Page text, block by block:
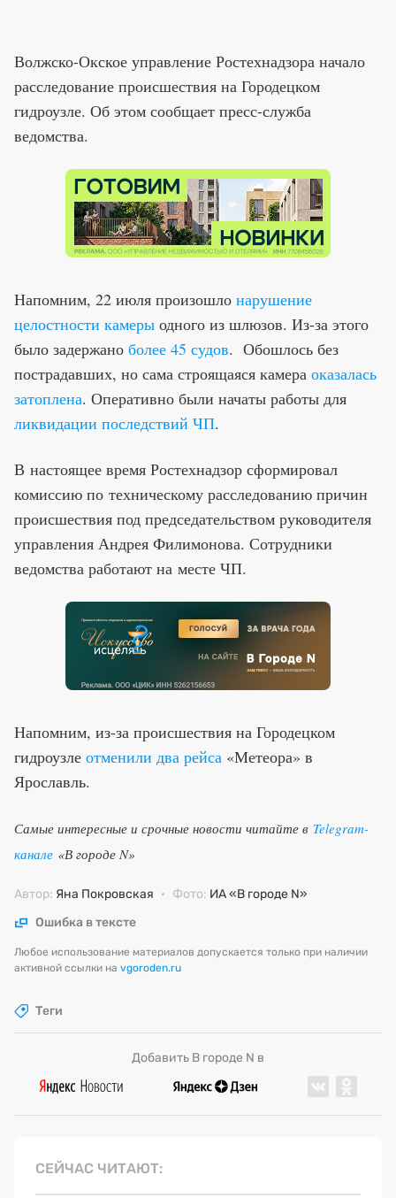
Волжско-Окское управление Ростехнадзора начало
расследование происшествия на Городецком
гидроузле. Об этом сообщает пресс-служба
ведомства.
Напомним, 22 июля произошло нарушение
целостности камеры одного из шлюзов. Из-за этого
было задержано более 45 судов. Обошлось без
пострадавших, но сама строящаяся камера оказалась
затоплена. Оперативно были начаты работы для
ликвидации последствий ЧП.
В настоящее время Ростехнадзор сформировал
комиссию по техническому расследованию причин
происшествия под председательством руководителя
управления Андрея Филимонова. Сотрудники
ведомства работают на месте ЧП.
Напомним, из-за происшествия на Городецком
гидроузле отменили два рейса «Метеора» в
Ярославль.
Самые интересные и срочные новости читайте в Telegram-
канале «В городе N»
Автор: Яна Покровская · Фото: ИА «В городе N»
Ошибка в тексте
Любое использование материалов допускается только при наличии
активной ссылки на vgoroden.ru
Теги
Добавить В городе N в
СЕЙЧАС ЧИТАЮТ